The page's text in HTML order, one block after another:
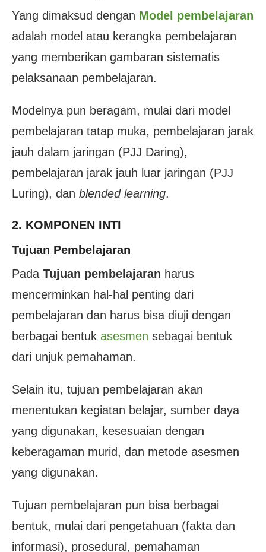
Yang dimaksud dengan Model pembelajaran
adalah model atau kerangka pembelajaran
yang memberikan gambaran sistematis
pelaksanaan pembelajaran.
Modelnya pun beragam, mulai dari model
pembelajaran tatap muka, pembelajaran jarak
jauh dalam jaringan (PJJ Daring),
pembelajaran jarak jauh luar jaringan (PJJ
Luring), dan blended learning.
2. KOMPONEN INTI
Tujuan Pembelajaran
Pada Tujuan pembelajaran harus
mencerminkan hal-hal penting dari
pembelajaran dan harus bisa diuji dengan
berbagai bentuk asesmen sebagai bentuk
dari unjuk pemahaman.
Selain itu, tujuan pembelajaran akan
menentukan kegiatan belajar, sumber daya
yang digunakan, kesesuaian dengan
keberagaman murid, dan metode asesmen
yang digunakan.
Tujuan pembelajaran pun bisa berbagai
bentuk, mulai dari pengetahuan (fakta dan
informasi), prosedural, pemahaman